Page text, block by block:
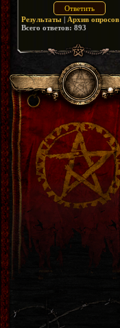
Результаты | Архив опросов
Всего ответов: 893